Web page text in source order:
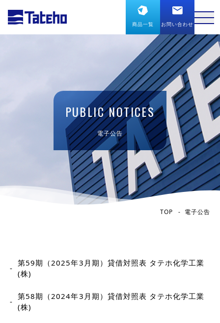
商品一覧 お問い合わせ
PUBLIC NOTICES
電子公告
TOP 電子公告
第59期（2025年3月期）貸借対照表 タテホ化学工業
(株)
第58期（2024年3月期）貸借対照表 タテホ化学工業
(株)